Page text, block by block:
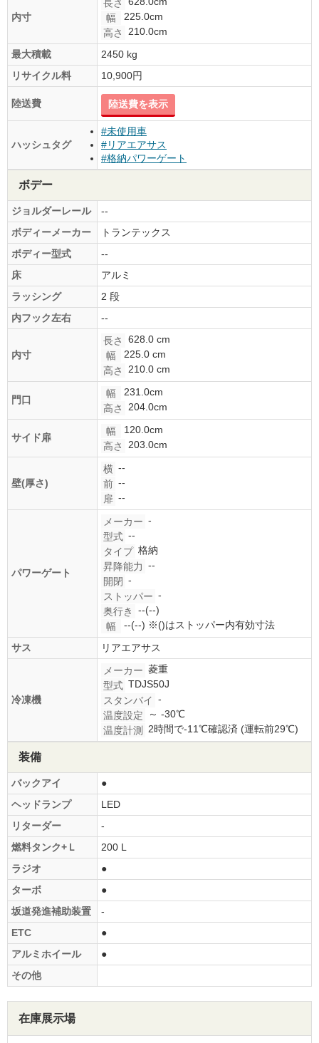
内寸
長さ
幅
225.0cm
高さ
210.0cm
最大積載
2450 kg
リサイクル料
10,900円
陸送費 陸送費を表示
ハッシュタグ
#未使用車
#リアエアサス
#格納パワーゲート
ボデー
ジョルダーレール
--
ボディーメーカー
トランテックス
ボディー型式
--
床
アルミ
ラッシング
2 段
内フック左右
--
内寸
長さ
628.0 cm
幅
225.0 cm
高さ
210.0 cm
門口
幅
231.0cm
高さ
204.0cm
サイド扉
幅
120.0cm
高さ
203.0cm
壁(厚さ)
横 --
前 --
扉 --
パワーゲート
メーカー -
型式 --
タイプ 格納
昇降能力 --
開閉 -
ストッパー -
奥行き
--(--)
幅
--(--) ※()はストッパー内有効寸法
サス
リアエアサス
冷凍機
メーカー 菱重
型式 TDJS50J
スタンバイ -
温度設定
～ -30℃
温度計測
2時間で-11℃確認済 (運転前29℃)
装備
バックアイ
●
ヘッドランプ
LED
リターダー
-
燃料タンク+Ｌ
200 L
ラジオ
●
ターボ
●
坂道発進補助装置
-
ETC
●
アルミホイール
●
その他
在庫展示場